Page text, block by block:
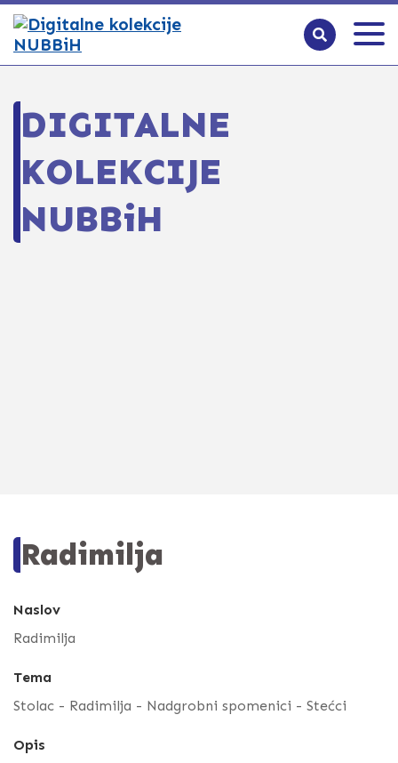
DIGITALNE
KOLEKCIJE
NUBBiH
Radimilja
Naslov
Radimilja
Tema
Stolac - Radimilja - Nadgrobni spomenici - Stećci
Opis